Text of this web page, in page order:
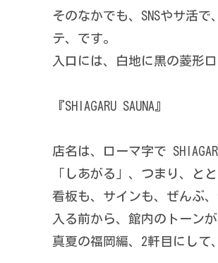
そのなかでも、SNSやサ活
テ、です。
入口には、白地に黒の菱形
『SHIAGARU SAUNA』
店名は、ローマ字で
「しあがる」、つまり、と
看板も、サインも、ぜんぶ
入る前から、館内のトーン
真夏の福岡編、2軒目にして